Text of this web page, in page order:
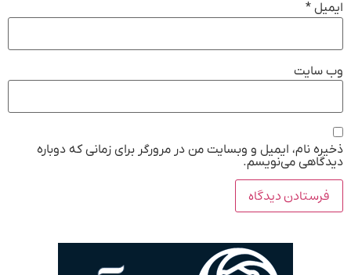
ایمیل *
وب‌ سایت
ذخیره نام، ایمیل و وبسایت من در مرورگر برای زمانی که دوباره
دیدگاهی می‌نویسم.